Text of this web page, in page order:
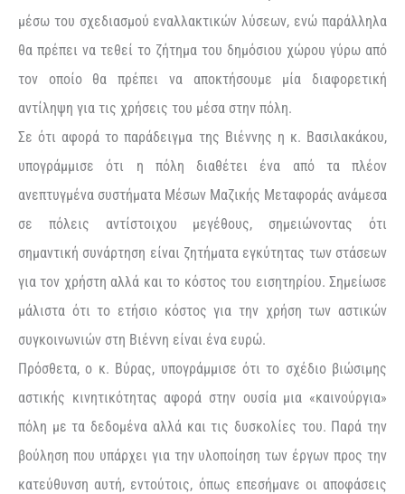
μέσω του σχεδιασμού εναλλακτικών λύσεων, ενώ παράλληλα
θα πρέπει να τεθεί το ζήτημα του δημόσιου χώρου γύρω από
τον οποίο θα πρέπει να αποκτήσουμε μία διαφορετική
αντίληψη για τις χρήσεις του μέσα στην πόλη.
Σε ότι αφορά το παράδειγμα της Βιέννης η κ. Βασιλακάκου,
υπογράμμισε ότι η πόλη διαθέτει ένα από τα πλέον
ανεπτυγμένα συστήματα Μέσων Μαζικής Μεταφοράς ανάμεσα
σε πόλεις αντίστοιχου μεγέθους, σημειώνοντας ότι
σημαντική συνάρτηση είναι ζητήματα εγκύτητας των στάσεων
για τον χρήστη αλλά και το κόστος του εισητηρίου. Σημείωσε
μάλιστα ότι το ετήσιο κόστος για την χρήση των αστικών
συγκοινωνιών στη Βιέννη είναι ένα ευρώ.
Πρόσθετα, ο κ. Βύρας, υπογράμμισε ότι το σχέδιο βιώσιμης
αστικής κινητικότητας αφορά στην ουσία μια «καινούργια»
πόλη με τα δεδομένα αλλά και τις δυσκολίες του. Παρά την
βούληση που υπάρχει για την υλοποίηση των έργων προς την
κατεύθυνση αυτή, εντούτοις, όπως επεσήμανε οι αποφάσεις